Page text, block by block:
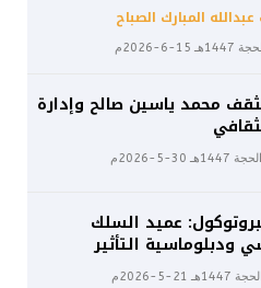
المبارك الصباح
محمد ياسين صالح وإدارة
عميد السلك
ودبلوماسية التأثير